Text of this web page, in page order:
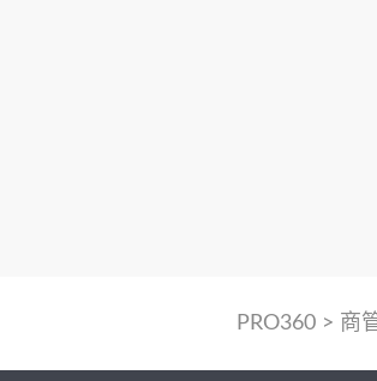
PRO360> 商